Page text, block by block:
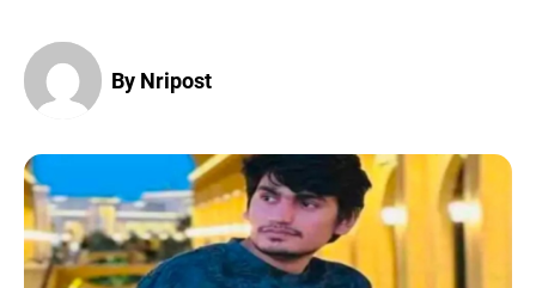
By Nripost